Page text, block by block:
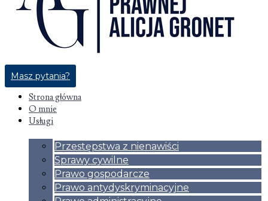
Masz pytania?
Strona główna
O mnie
Usługi
Przestępstwa z nienawiści
Sprawy cywilne
Prawo gospodarcze
Prawo antydyskryminacyjne